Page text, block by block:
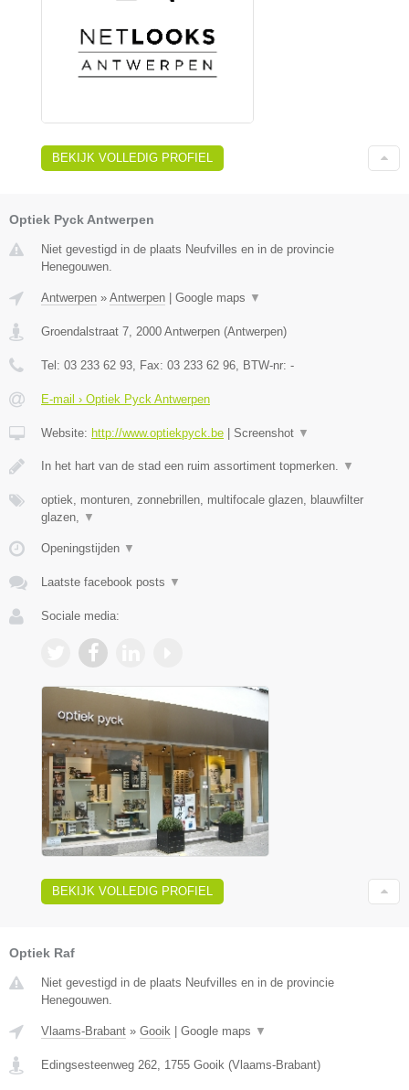
BEKIJK VOLLEDIG PROFIEL
Optiek Pyck Antwerpen
Niet gevestigd in de plaats Neufvilles en in de provincie
Henegouwen.
Antwerpen » Antwerpen | Google maps ▼
Groendalstraat 7 2000 Antwerpen (Antwerpen)
Tel: 03 233 62 93 , Fax: 03 233 62 96 , BTW-nr: -
E-mail › Optiek Pyck Antwerpen
Website: http://www.optiekpyck.be | Screenshot ▼
In het hart van de stad een ruim assortiment topmerken. ▼
optiek, monturen, zonnebrillen, multifocale glazen, blauwfilter
glazen,
▼
Openingstijden ▼
Laatste facebook posts ▼
Sociale media:
BEKIJK VOLLEDIG PROFIEL
Optiek Raf
Niet gevestigd in de plaats Neufvilles en in de provincie
Henegouwen.
Vlaams-Brabant » Gooik Google maps ▼
Edingsesteenweg 262, 1755 Gooik (Vlaams-Brabant)